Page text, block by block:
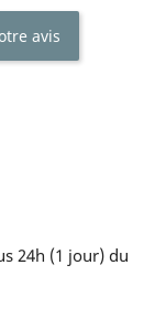
avis
24h (1 jour) du